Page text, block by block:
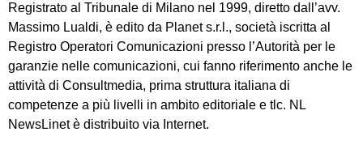
Registrato al Tribunale di Milano nel 1999, diretto dall’avv.
Massimo Lualdi, è edito da Planet s.r.l., società iscritta al
Registro Operatori Comunicazioni presso l’Autorità per le
garanzie nelle comunicazioni, cui fanno riferimento anche le
attività di Consultmedia, prima struttura italiana di
competenze a più livelli in ambito editoriale e tlc. NL
NewsLinet è distribuito via Internet.